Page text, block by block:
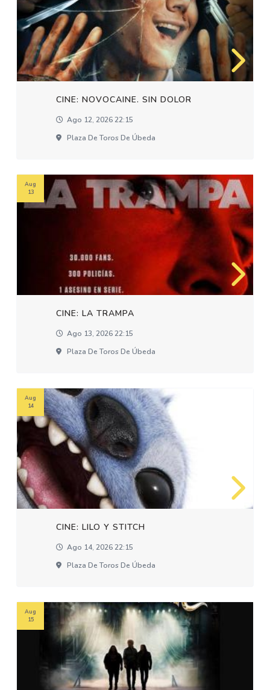
CINE: NOVOCAINE. SIN DOLOR
Ago 12, 2026 22:15
Plaza De Toros De Úbeda
CINE: LA TRAMPA
Ago 13, 2026 22:15
Plaza De Toros De Úbeda
Aug
13
CINE: LILO Y STITCH
Ago 14, 2026 22:15
Plaza De Toros De Úbeda
Aug
14
Aug
15